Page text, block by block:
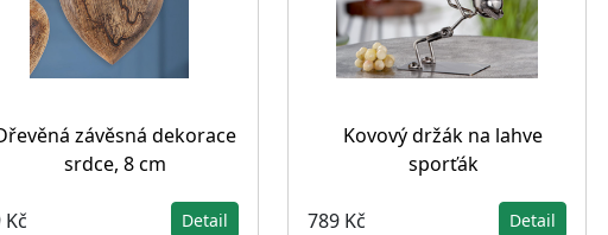
závěsná dekorace
srdce, 8 cm
Kč Detail
Kovový držák na lahve
sporťák
789 Kč Detail